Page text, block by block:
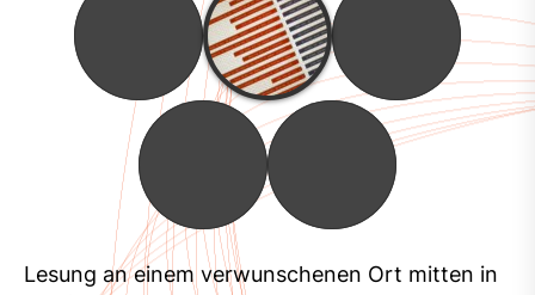
Lesung an einem verwunschenen Ort mitten in